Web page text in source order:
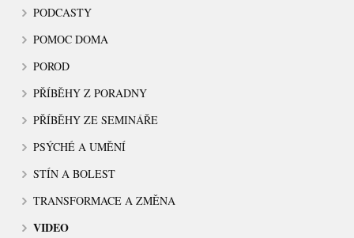
PODCASTY
POMOC DOMA
POROD
PŘÍBĚHY Z PORADNY
PŘÍBĚHY ZE SEMINÁŘE
PSÝCHÉ A UMĚNÍ
STÍN A BOLEST
TRANSFORMACE A ZMĚNA
VIDEO